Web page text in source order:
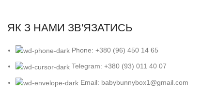
ЯК З НАМИ ЗВ'ЯЗАТИСЬ
Phone: +380 (96) 450 14 65
Telegram: +380 (93) 011 40 07
Email: babybunnybox1@gmail.com